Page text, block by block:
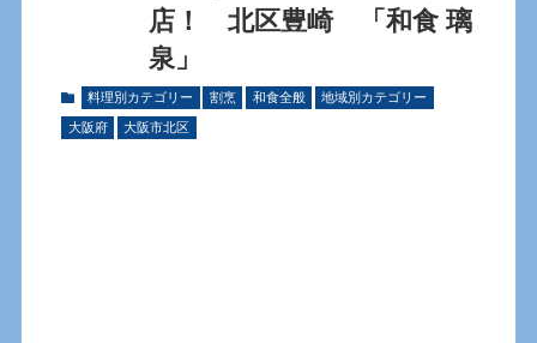
店！ 北区豊崎 「和食 璃
泉」
料理別カテゴリー 割烹 和食全般 地域別カテゴリー
大阪府 大阪市北区